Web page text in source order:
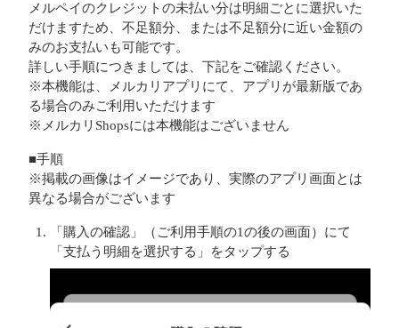
メルペイのクレジットの未払い分は明細ごとに選択いた
だけますため、不足額分、または不足額分に近い金額の
みのお支払いも可能です。
詳しい手順につきましては、下記をご確認ください。
※本機能は、メルカリアプリにて、アプリが最新版であ
る場合のみご利用いただけます
※メルカリShopsには本機能はございません
■手順
※掲載の画像はイメージであり、実際のアプリ画面とは
異なる場合がございます
「購入の確認」（ご利用手順の1の後の画面）にて
「支払う明細を選択する」をタップする